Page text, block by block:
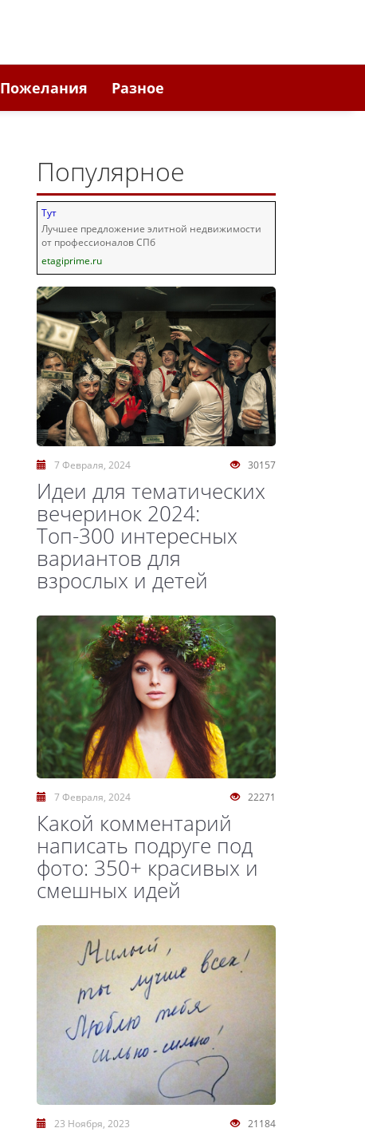
Пожелания Разное
Популярное
Тут
Лучшее предложение элитной недвижимости
от профессионалов СПб
etagiprime.ru
30157
7 Февраля, 2024
Идеи для тематических
вечеринок 2024:
Топ-300 интересных
вариантов для
взрослых и детей
22271
7 Февраля, 2024
Какой комментарий
написать подруге под
фото: 350+ красивых и
смешных идей
21184
23 Ноября, 2023